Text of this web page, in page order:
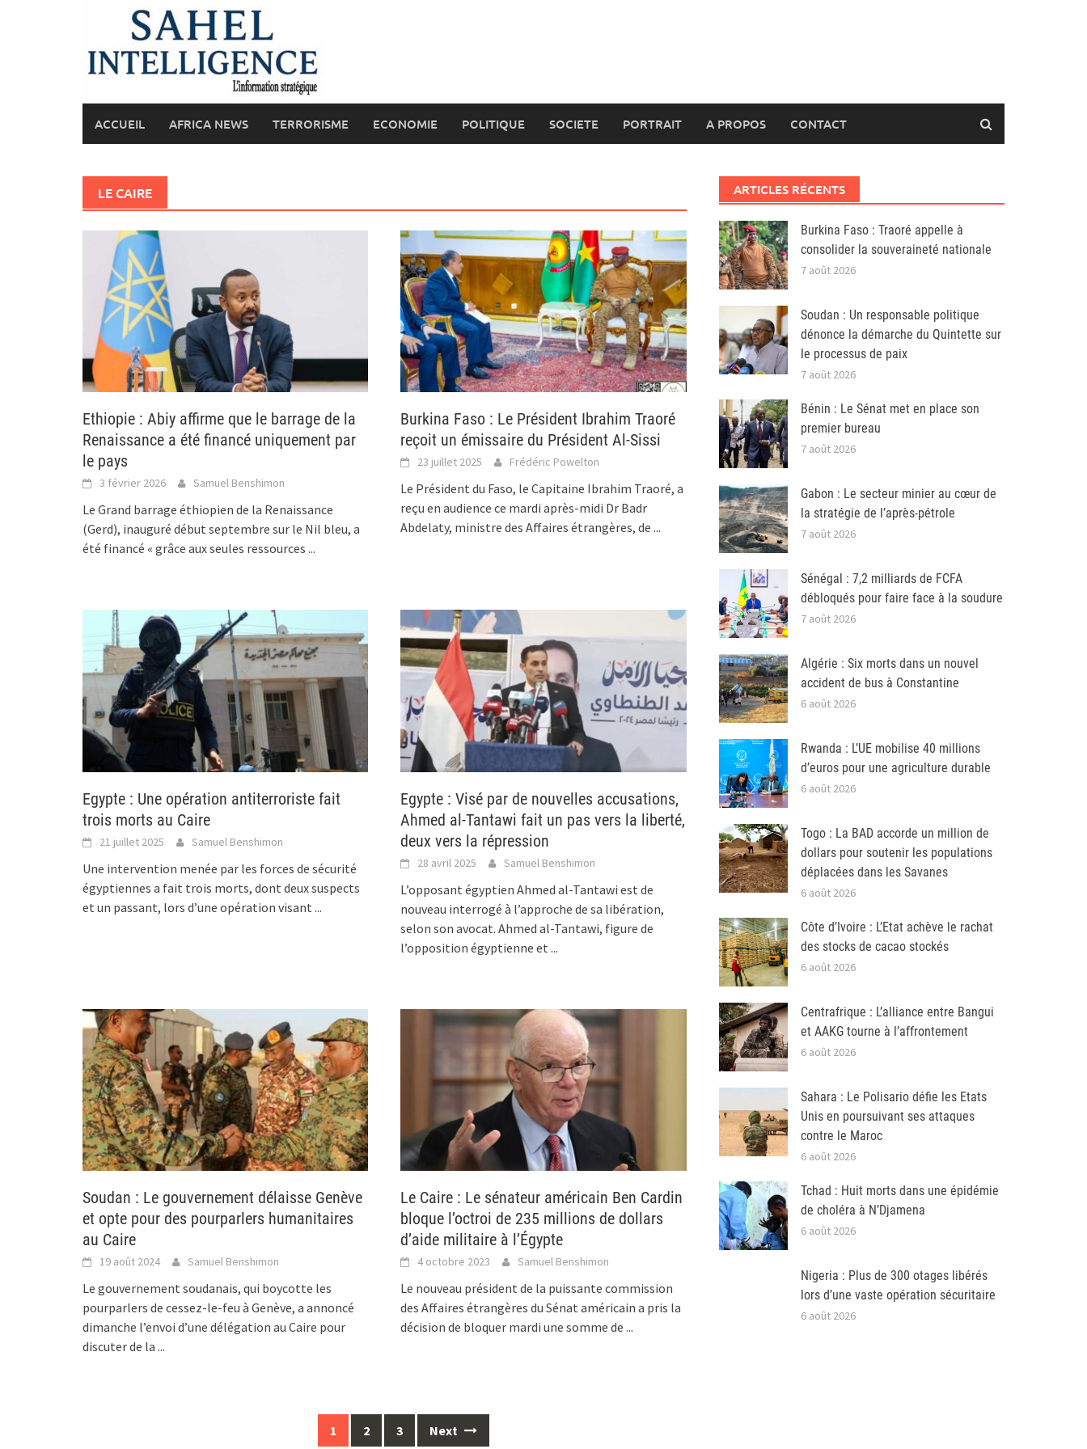
ACCUEIL AFRICA NEWS TERRORISME ECONOMIE POLITIQUE SOCIETE PORTRAIT A PROPOS CONTACT
LE CAIRE
Ethiopie : Abiy affirme que le barrage de la
Renaissance a été financé uniquement par
le pays
3 février 2026 Samuel Benshimon
Le Grand barrage éthiopien de la Renaissance
(Gerd), inauguré début septembre sur le Nil bleu, a
été financé « grâce aux seules ressources ...
Burkina Faso : Le Président Ibrahim Traoré
reçoit un émissaire du Président Al-Sissi
23 juillet 2025 Frédéric Powelton
Le Président du Faso, le Capitaine Ibrahim Traoré, a
reçu en audience ce mardi après-midi Dr Badr
Abdelaty, ministre des Affaires étrangères, de...
Egypte : Une opération antiterroriste fait
trois morts au Caire
21 juillet 2025 Samuel Benshimon
Une intervention menée par les forces de sécurité
égyptiennes a fait trois morts, dont deux suspects
et un passant, lors d’une opération visant ...
Egypte : Visé par de nouvelles accusations,
Ahmed al-Tantawi fait un pas vers la liberté,
deux vers la répression
28 avril 2025 Samuel Benshimon
L’opposant égyptien Ahmed al-Tantawi est de
nouveau interrogé à l’approche de sa libération,
selon son avocat. Ahmed al-Tantawi, figure de
l’opposition égyptienne et...
Soudan : Le gouvernement délaisse Genève
et opte pour des pourparlers humanitaires
au Caire
19 août 2024 Samuel Benshimon
Le gouvernement soudanais, qui boycotte les
pourparlers de cessez-le-feu à Genève, a annoncé
dimanche l’envoi d’une délégation au Caire pour
discuter de la ...
Le Caire : Le sénateur américain Ben Cardin
bloque l’octroi de 235 millions de dollars
d’aide militaire à l’Égypte
4 octobre 2023 Samuel Benshimon
Le nouveau président de la puissante commission
des Affaires étrangères du Sénat américain a pris la
décision de bloquer mardi une somme de...
1 2 3 Next
ARTICLES RÉCENTS
Burkina Faso : Traoré appelle à
consolider la souveraineté nationale
7 août 2026
Soudan : Un responsable politique
dénonce la démarche du Quintette sur
le processus de paix
7 août 2026
Bénin : Le Sénat met en place son
premier bureau
7 août 2026
Gabon : Le secteur minier au cœur de
la stratégie de l’après-pétrole
7 août 2026
Sénégal : 7,2 milliards de FCFA
débloqués pour faire face à la soudure
7 août 2026
Algérie : Six morts dans un nouvel
accident de bus à Constantine
6 août 2026
Rwanda : L’UE mobilise 40 millions
d’euros pour une agriculture durable
6 août 2026
Togo : La BAD accorde un million de
dollars pour soutenir les populations
déplacées dans les Savanes
6 août 2026
Côte d’Ivoire : L’Etat achève le rachat
des stocks de cacao stockés
6 août 2026
Centrafrique : L’alliance entre Bangui
et AAKG tourne à l’affrontement
6 août 2026
Sahara : Le Polisario défie les Etats
Unis en poursuivant ses attaques
contre le Maroc
6 août 2026
Tchad : Huit morts dans une épidémie
de choléra à N’Djamena
6 août 2026
Nigeria : Plus de 300 otages libérés
lors d’une vaste opération sécuritaire
6 août 2026